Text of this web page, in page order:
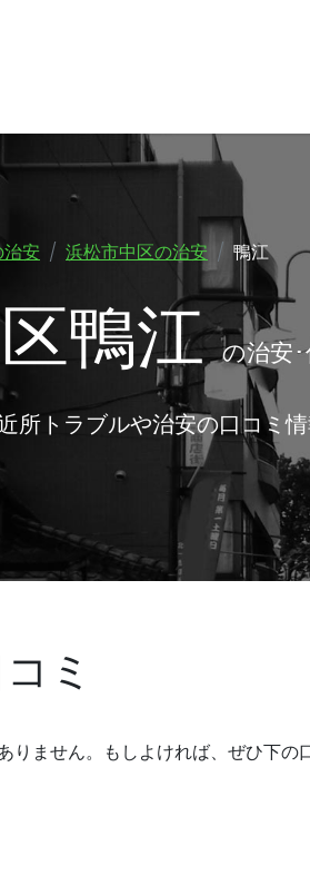
安 浜松市中区の治安 鴨江
鴨江の治安
所トラブルや治安の口コミ
ミ
りません。もしよければ、ぜひ下の